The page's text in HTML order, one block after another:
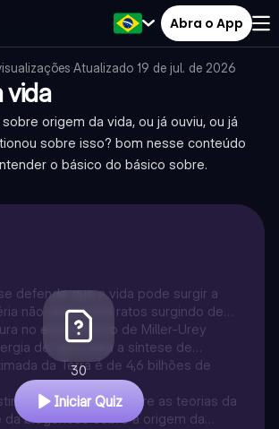
Abra o App
·Atualizado 19 de jul. de 2026
vida
origem da vida, ou já ouviu, ou já
sobre isso? bom nesse conteúdo
o básico do básico sobre.
defende que a vida pode surgir a
não viva, como ratos surgindo de
no experimento de Miller-Urey
de raios para a síntese de
da Terra é de 4,6 bilhões de
fundamental entre as teorias da
da biogênese sobre a origem da
30
Iniciar Quiz